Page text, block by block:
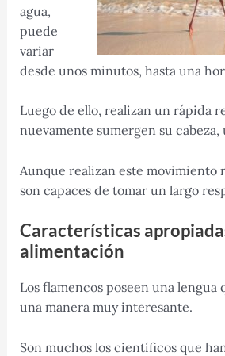
agua,
puede
variar
desde unos minutos, hasta una
Luego de ello, realizan un rápida
nuevamente sumergen su cabeza,
Aunque realizan este movimiento
son capaces de tomar un largo
Características
alimentación
Los flamencos poseen una lengua
una manera muy interesante.
Son muchos los científicos que